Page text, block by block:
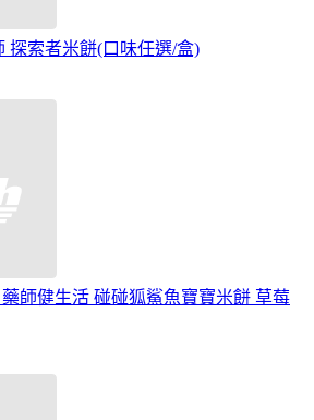
探索者米餅(口味任選/盒)
師健生活 碰碰狐鯊魚寶寶米餅 草莓